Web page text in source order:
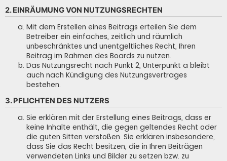
2. EINRÄUMUNG VON NUTZUNGSRECHTEN
Mit dem Erstellen eines Beitrags erteilen Sie dem
Betreiber ein einfaches, zeitlich und räumlich
unbeschränktes und unentgeltliches Recht, Ihren
Beitrag im Rahmen des Boards zu nutzen.
Das Nutzungsrecht nach Punkt 2, Unterpunkt a bleibt
auch nach Kündigung des Nutzungsvertrages
bestehen.
3. PFLICHTEN DES NUTZERS
Sie erklären mit der Erstellung eines Beitrags, dass er
keine Inhalte enthält, die gegen geltendes Recht oder
die guten Sitten verstoßen. Sie erklären insbesondere,
dass Sie das Recht besitzen, die in Ihren Beiträgen
verwendeten Links und Bilder zu setzen bzw. zu